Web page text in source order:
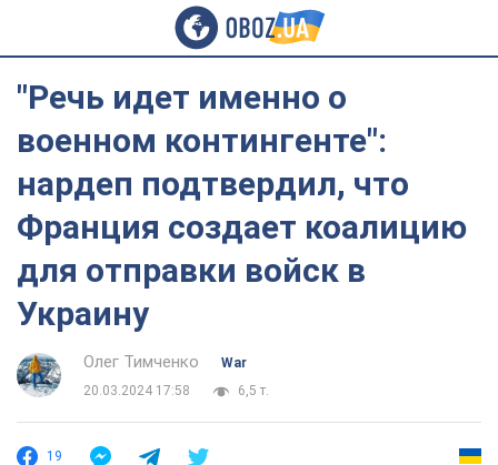
"Речь идет именно о
военном контингенте":
нардеп подтвердил, что
Франция создает коалицию
для отправки войск в
Украину
Олег Тимченко
War
20.03.2024 17:58
6,5 т.
19